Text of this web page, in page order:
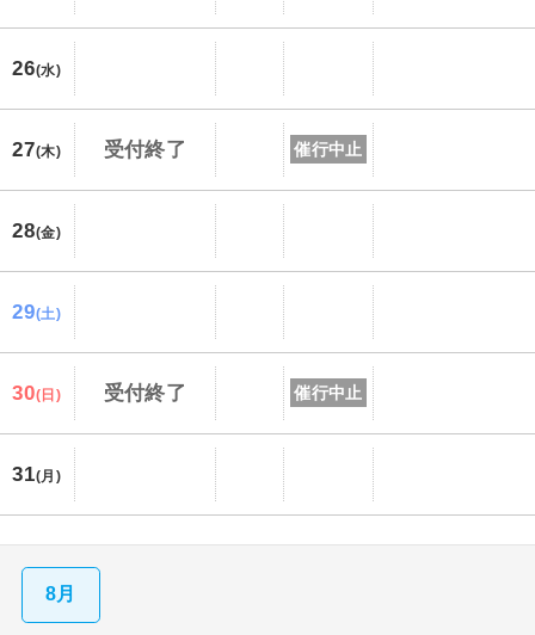
26(水)
27(木) 受付終了 催行中止
28(金)
29(土)
30(日) 受付終了 催行中止
31(月)
8月